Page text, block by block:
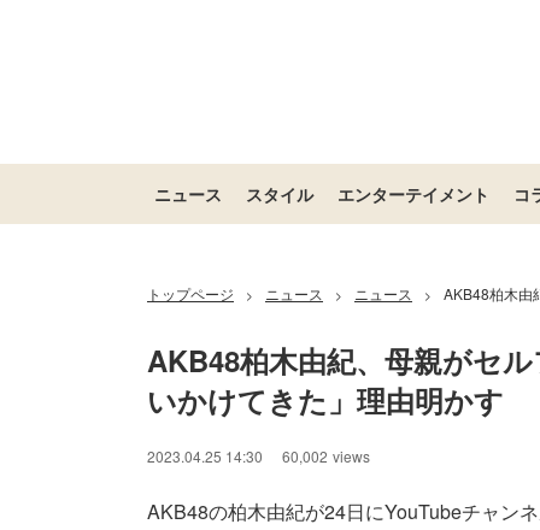
ニュース スタイル エンターテイメント コ
トップページ > ニュース > ニュース > AKB48柏木由
AKB48柏木由紀、母親がセ
いかけてきた」理由明かす
2023.04.25 14:30 60,002 views
AKB48の柏木由紀が24日にYouTubeチャン